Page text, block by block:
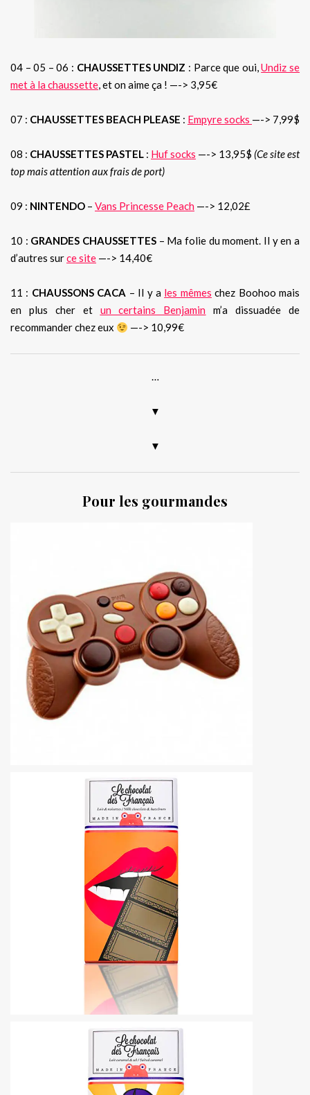
04 – 05 – 06 : CHAUSSETTES UNDIZ : Parce que oui,Undiz se
met à la chaussette, et on aime ça ! —-> 3,95€
07 : CHAUSSETTES BEACH PLEASE : Empyre socks —-> 7,99$
08 : CHAUSSETTES PASTEL : Huf socks —-> 13,95$ (Ce site est
top mais attention aux frais de port)
09 : NINTENDO – Vans Princesse Peach —-> 12,02£
10 : GRANDES CHAUSSETTES – Ma folie du moment. Il y en a
d’autres surce site —-> 14,40€
11 : CHAUSSONS CACA – Il y a les mêmes chez Boohoo mais
en plus cher et un certains Benjamin m’a dissuadée de
recommander chez eux
—-> 10,99€
…
▼
▼
Pour les gourmandes